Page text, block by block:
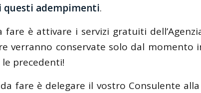
questi adempimenti.
fare è attivare i servizi gratuiti
verranno conservate solo dal momento
precedenti!
fare è delegare il vostro Consulente